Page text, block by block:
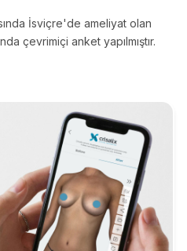
İsviçre'de ameliyat olan
çevrimiçi anket yapılmıştır.